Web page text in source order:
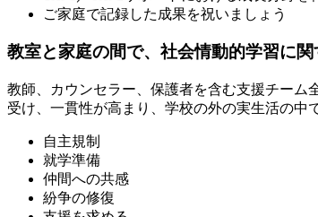
ご家庭で記録した成果を祝いましょう
教室と家庭の間で、社会情動的学習に
教師、カウンセラー、保護者を含む支援チーム
受け、一貫性が高まり、学校の外の実生活の中
自主規制
就学準備
仲間への共感
紛争の修復